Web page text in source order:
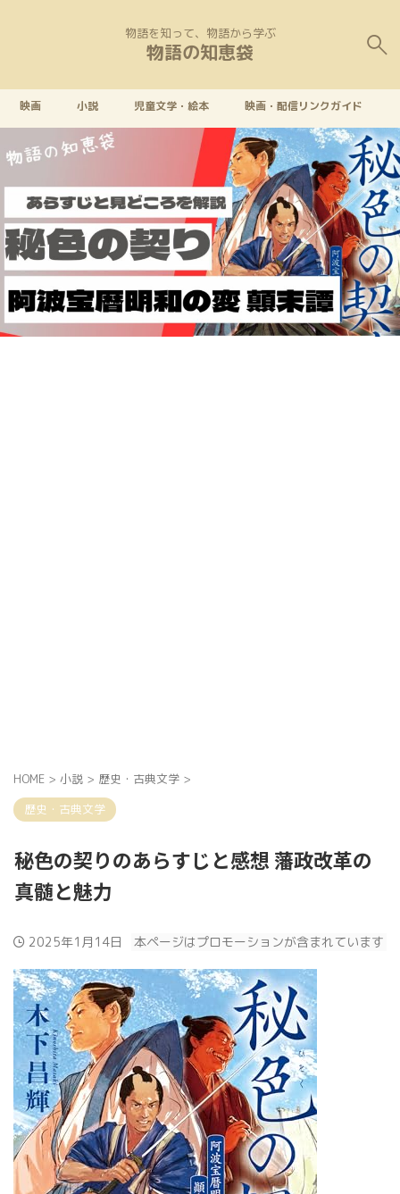
物語を知って、物語から学ぶ
物語の知恵袋
映画 小説 児童文学・絵本 映画・配信リンクガイド
HOME > 小説 > 歴史・古典文学 >
歴史・古典文学
秘色の契りのあらすじと感想 藩政改革の
真髄と魅力
2025年1月14日 本ページはプロモーションが含まれています